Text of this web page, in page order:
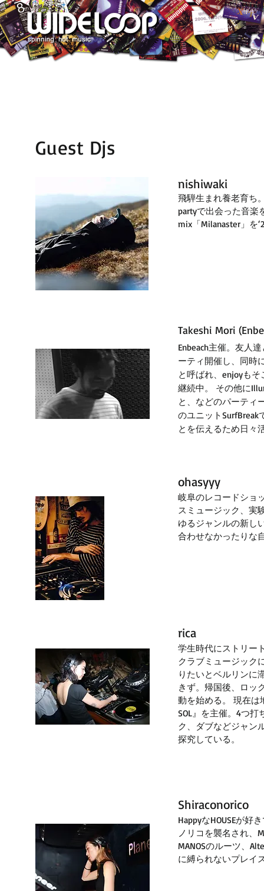
Guest Djs
nishiwaki
飛騨生まれ養老育ち
partyで出会った音楽
mix「Milanaster」を
Takeshi Mori
Enbeach主催。友人
ーティ開催し、同時
と呼ばれ、enjoyも
継続中。 その他に
と、などのパーティ
のユニットSurfBreak
とを伝えるため日々
ohasyyy
岐阜のレコードショ
スミュージック、実
ゆるジャンルの新し
合わせなかったりな
rica
学生時代にストリー
クラブミュージック
りたいとベルリンに
きず。帰国後、ロッ
動を始める。 現在は
SOL』を主催。4つ
ク、ダブなどジャン
探究している。
Shiraconorico
HappyなHOUSEが好
ノリコを襲名され、
MANOSのルーツ、
に縛られないプレイ